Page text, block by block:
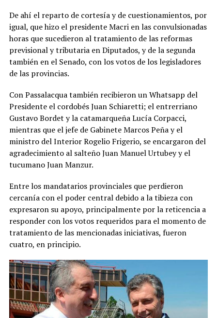
De ahí el reparto de cortesía y de cuestionamientos, por
igual, que hizo el presidente Macri en las convulsionadas
horas que sucedieron al tratamiento de las reformas
previsional y tributaria en Diputados, y de la segunda
también en el Senado, con los votos de los legisladores
de las provincias.
Con Passalacqua también recibieron un Whatsapp del
Presidente el cordobés Juan Schiaretti; el entrerriano
Gustavo Bordet y la catamarqueña Lucía Corpacci,
mientras que el jefe de Gabinete Marcos Peña y el
ministro del Interior Rogelio Frigerio, se encargaron del
agradecimiento al salteño Juan Manuel Urtubey y el
tucumano Juan Manzur.
Entre los mandatarios provinciales que perdieron
cercanía con el poder central debido a la tibieza con
expresaron su apoyo, principalmente por la reticencia a
responder con los votos requeridos para el momento de
tratamiento de las mencionadas iniciativas, fueron
cuatro, en principio.